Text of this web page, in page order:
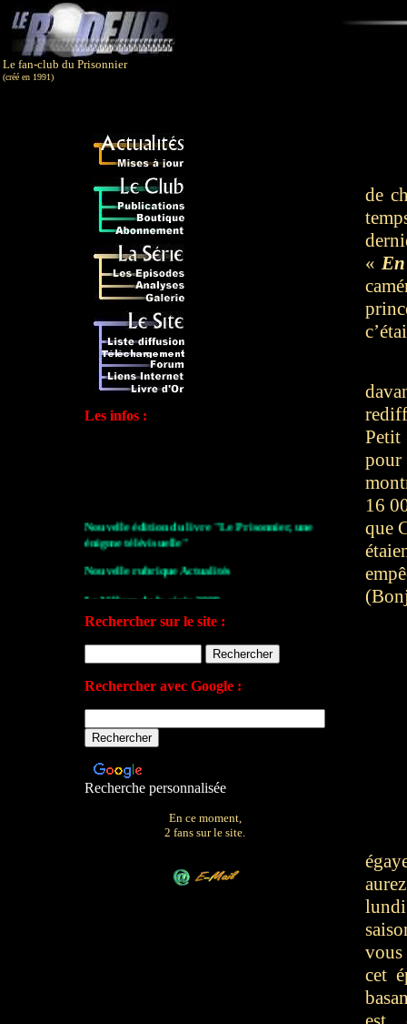
Le fan-club du Prisonnier
(créé en 1991)
Les infos :
Nouvelle édition du livre "Le Prisonnier, une
énigme télévisuelle"
Nouvelle rubrique Actualités
Les archives de John Drake
Votre avis sur le site
Rechercher sur le site :
Rechercher avec Google :
Recherche personnalisée
En ce moment,
2 fans sur le site.
de
«
Petit
16
que
vous
cet